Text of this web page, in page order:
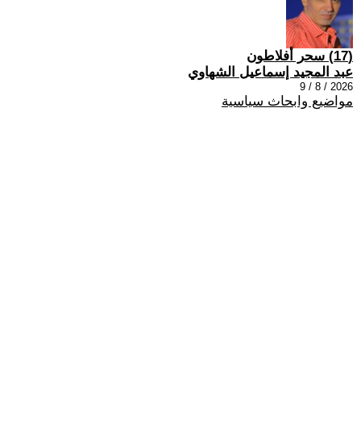
(17) سحر أفلاطون
عبد المجيد إسماعيل الشهاوي
2026 / 8 / 9
مواضيع وابحاث سياسية